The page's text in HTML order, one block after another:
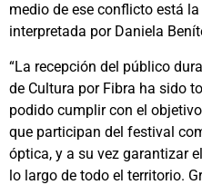
medio de ese conflicto está
interpretada por Daniela
“La recepción del público
de Cultura por Fibra ha sido
podido cumplir con el
que participan del festival
óptica, y a su vez garantizar
lo largo de todo el territorio.